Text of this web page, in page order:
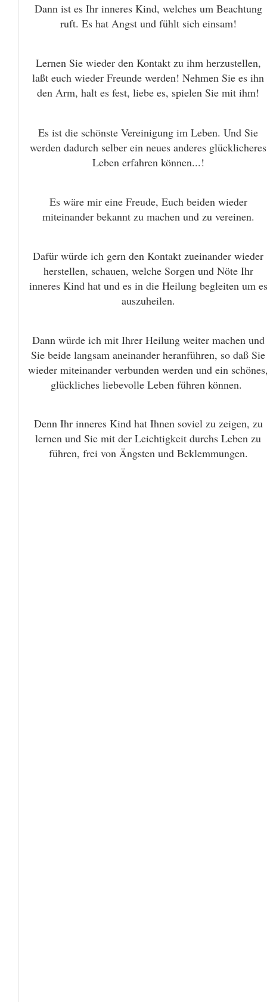
Dann ist es Ihr inneres Kind, welches um Beachtung
ruft. Es hat Angst und fühlt sich einsam!
Lernen Sie wieder den Kontakt zu ihm herzustellen,
laßt euch wieder Freunde werden! Nehmen Sie es ihn
den Arm, halt es fest, liebe es, spielen Sie mit ihm!
Es ist die schönste Vereinigung im Leben. Und Sie
werden dadurch selber ein neues anderes glücklicheres
Leben erfahren können...!
Es wäre mir eine Freude, Euch beiden wieder
miteinander bekannt zu machen und zu vereinen.
Dafür würde ich gern den Kontakt zueinander wieder
herstellen, schauen, welche Sorgen und Nöte Ihr
inneres Kind hat und es in die Heilung begleiten um es
auszuheilen.
Dann würde ich mit Ihrer Heilung weiter machen und
Sie beide langsam aneinander heranführen, so daß Sie
wieder miteinander verbunden werden und ein
glückliches liebevolle Leben führen können.
Denn Ihr inneres Kind hat Ihnen soviel zu zeigen, zu
lernen und Sie mit der Leichtigkeit durchs Leben zu
führen, frei von Ängsten und Beklemmungen.